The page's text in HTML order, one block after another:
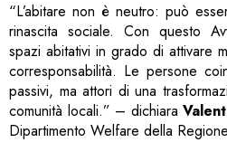
“L’abitare non è neutro: può
rinascita sociale. Con questo
spazi abitativi in grado di attivare
corresponsabilità. Le persone
passivi, ma attori di una
comunità locali.” – dichiara
Dipartimento Welfare della